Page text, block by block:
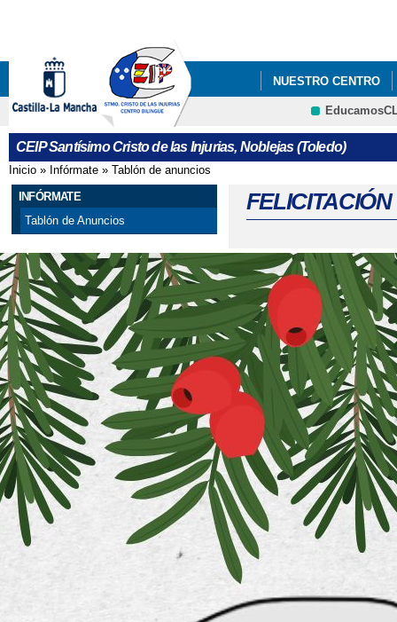
NUESTRO CENTRO
#CODEWEEK 2025
ABIERTO EL PLAZO
ABIERTO PLAZO DE
ABIERTO PROCESO
ABIERTO PROCESO
ACREDITACIÓN
AULA DEL FUTURO
AYUDA BECA LIBROS
AYUDAS EN
ABIERTO PERIODO
BAREMACIÓN
CRFP
CEIP Santísimo Cristo de las Injurias, Noblejas (Toledo)
Se encuentra usted aquí
Inicio » Infórmate » Tablón de anuncios
INFÓRMATE
Tablón de Anuncios